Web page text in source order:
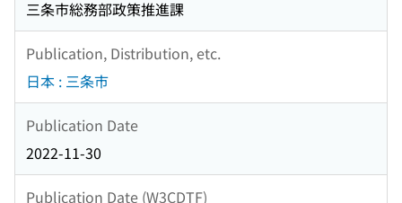
三条市総務部政策推進課
Publication, Distribution, etc.
日本 : 三条市
Publication Date
2022-11-30
Publication Date (W3CDTF)